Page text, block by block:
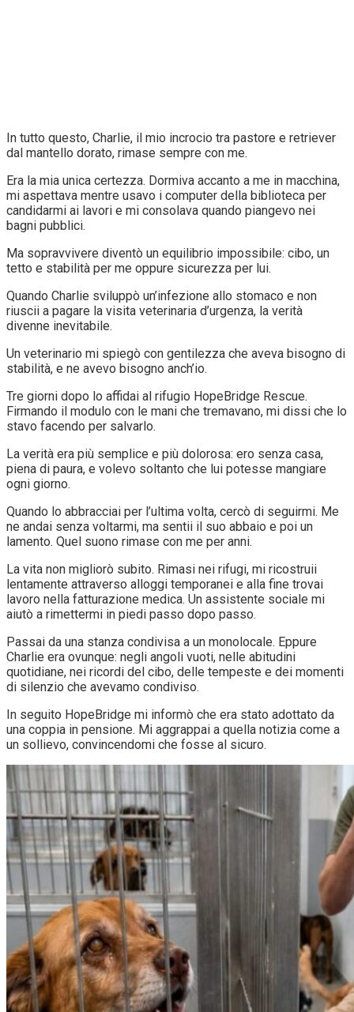
In tutto questo, Charlie, il mio incrocio tra pastore e retriever
dal mantello dorato, rimase sempre con me.
Era la mia unica certezza. Dormiva accanto a me in macchina,
mi aspettava mentre usavo i computer della biblioteca per
candidarmi ai lavori e mi consolava quando piangevo nei
bagni pubblici.
Ma sopravvivere diventò un equilibrio impossibile: cibo, un
tetto e stabilità per me oppure sicurezza per lui.
Quando Charlie sviluppò un’infezione allo stomaco e non
riuscii a pagare la visita veterinaria d’urgenza, la verità
divenne inevitabile.
Un veterinario mi spiegò con gentilezza che aveva bisogno di
stabilità, e ne avevo bisogno anch’io.
Tre giorni dopo lo affidai al rifugio HopeBridge Rescue.
Firmando il modulo con le mani che tremavano, mi dissi che lo
stavo facendo per salvarlo.
La verità era più semplice e più dolorosa: ero senza casa,
piena di paura, e volevo soltanto che lui potesse mangiare
ogni giorno.
Quando lo abbracciai per l’ultima volta, cercò di seguirmi. Me
ne andai senza voltarmi, ma sentii il suo abbaio e poi un
lamento. Quel suono rimase con me per anni.
La vita non migliorò subito. Rimasi nei rifugi, mi ricostruii
lentamente attraverso alloggi temporanei e alla fine trovai
lavoro nella fatturazione medica. Un assistente sociale mi
aiutò a rimettermi in piedi passo dopo passo.
Passai da una stanza condivisa a un monolocale. Eppure
Charlie era ovunque: negli angoli vuoti, nelle abitudini
quotidiane, nei ricordi del cibo, delle tempeste e dei momenti
di silenzio che avevamo condiviso.
In seguito HopeBridge mi informò che era stato adottato da
una coppia in pensione. Mi aggrappai a quella notizia come a
un sollievo, convincendomi che fosse al sicuro.